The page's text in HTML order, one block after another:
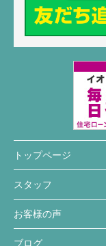
トップページ
スタッフ
お客様の声
ブログ